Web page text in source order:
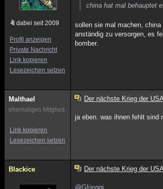
dabei seit 2009
Profil anzeigen
Private Nachricht
Link kopieren
Lesezeichen setzen
china hat mal behauptet
sollen sie mal machen,
anständig zu versorgen, es
bomber.
Malthael
ehemaliges Mitglied
Link kopieren
Lesezeichen setzen
Der nächste Krieg der
ja eben. was ihnen fehlt sind
Blackice Der nächste Krieg der
@Glünggi